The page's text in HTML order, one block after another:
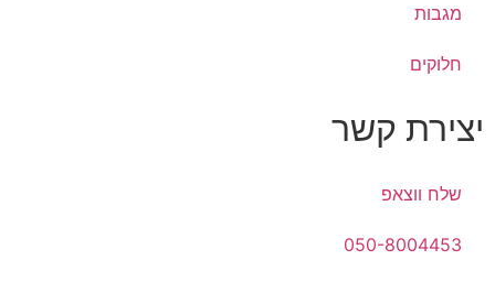
מגבות
חלוקים
יצירת קשר
שלח ווצאפ
050-8004453